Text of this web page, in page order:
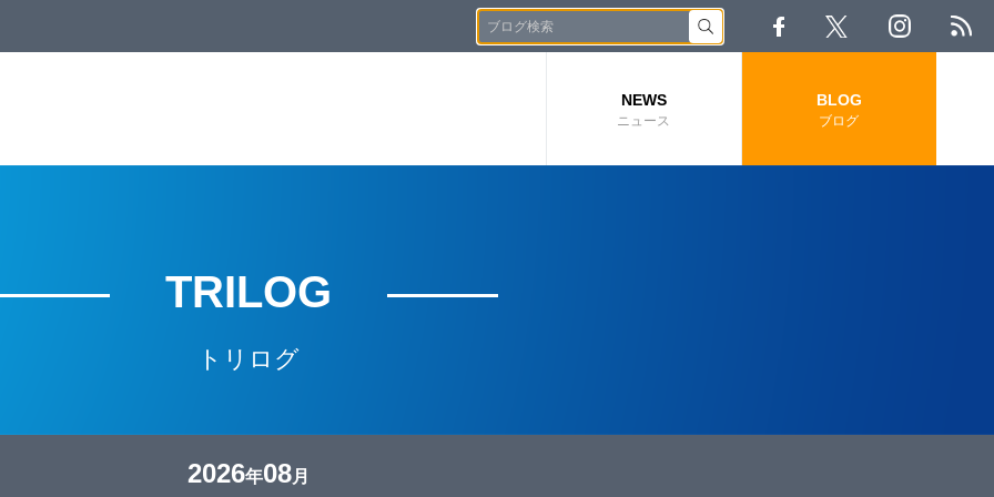
NEWS
ニュース
BLOG
ブログ
TRILOG
トリログ
2026年08月